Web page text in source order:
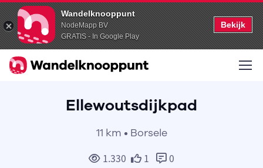
Wandelknooppunt
NodeMapp BV
GRATIS - In Google Play
Bekijk
Ellewoutsdijkpad
11 km • Borsele
1.330 1 0